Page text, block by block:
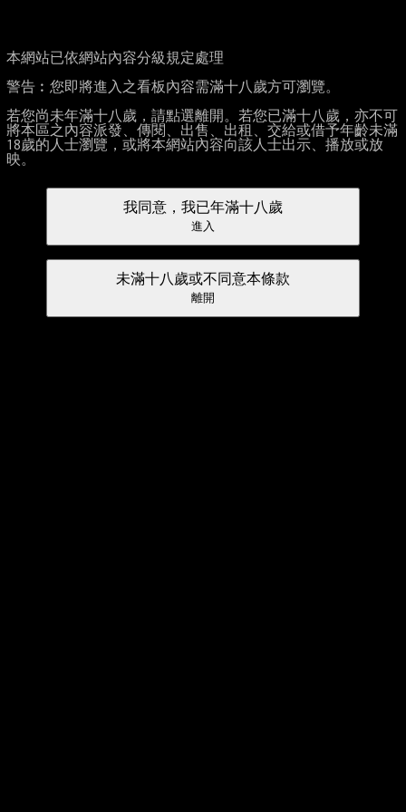
本網站已依網站內容分級規定處理
警告︰您即將進入之看板內容需滿十八歲方可瀏覽。
若您尚未年滿十八歲，請點選離開。若您已滿十八歲，亦不可
將本區之內容派發、傳閱、出售、出租、交給或借予年齡未滿
18歲的人士瀏覽，或將本網站內容向該人士出示、播放或放
映。
我同意，我已年滿十八歲
進入
未滿十八歲或不同意本條款
離開